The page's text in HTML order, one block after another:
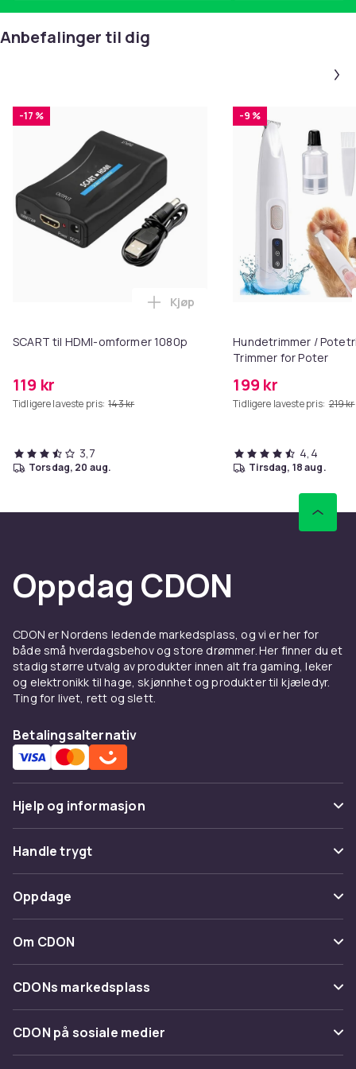
Språk på omslaget:Engelsk
Batteritid (minutter)
157
Artikkel nr.
7b60708b-ac18-59c3-974a-04e935c74e9e
Produktsikkerhetsinformasjon
Anbefalinger til dig
-17 %
SCART til HDMI-omformer 1080p
119 kr
Tidligere laveste pris: 143 kr
Legg SCART til HDMI-omformer
Kjøp
3,7
torsdag, 20 aug.
-9 %
Hundetrimmer /
Trimmer for Poter
199 kr
Tidligere laveste pris: 219 kr
4,4
tirsdag, 18 aug.
Oppdag CDON
CDON er Nordens ledende markedsplass, og vi er her for
både små hverdagsbehov og store drømmer. Her finner du et
stadig større utvalg av produkter innen alt fra gaming, leker
og elektronikk til hage, skjønnhet og produkter til kjæledyr.
Ting for livet, rett og slett.
Betalingsalternativ
Hjelp og informasjon
Vanlige spørsmål
Spor pakke
Angre & returner her
Kontakt oss
Handle trygt
Betaling
Levering
Tilbakekallinger
Oppdage
Kategorier
Varemerker
Om CDON
Om oss
Kundeanmeldelser
Jobbe på CDON
CDONs markedsplass
Merchant Help Center
CDON på sosiale medier